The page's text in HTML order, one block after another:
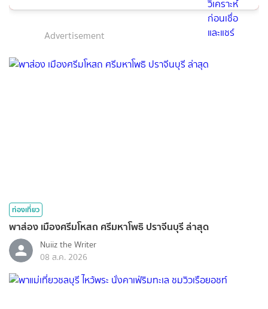
Advertisement
ท่องเที่ยว
พาส่อง เมืองศรีมโหสถ ศรีมหาโพธิ ปราจีนบุรี ล่าสุด
Nuiiz ​the​ Writer​
08 ส.ค. 2026